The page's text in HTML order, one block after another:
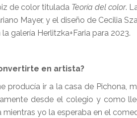
de color titulada Teoría del color.
Mayer, y el diseño de Cecilia
galería Herlitzka+Faria para 2023.
en artista?
producía ir a la casa de Pichona,
desde el colegio y como
yo la esperaba en el